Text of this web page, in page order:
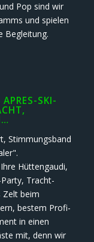
Pop sind wir
und spielen
Begleitung.
SKI-
Stimmungsband
Hüttengaudi,
Tracht-
Zelt beim
bestem Profi-
in einen
mit, denn wir